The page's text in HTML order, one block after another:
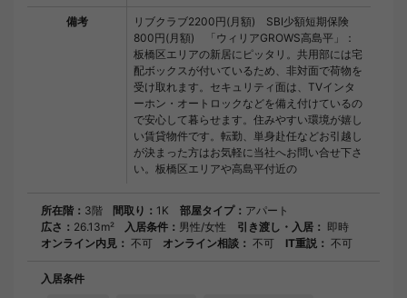
備考
リブクラブ2200円(月額) SBI少額短期保険
800円(月額) 「ウィリアGROWS高島平」：
板橋区エリアの新居にピッタリ。共用部には宅
配ボックスが付いているため、非対面で荷物を
受け取れます。セキュリティ面は、TVインタ
ーホン・オートロックなどを備え付けているの
で安心して暮らせます。住みやすい環境が嬉し
い賃貸物件です。転勤、単身赴任などお引越し
が決まった方はお気軽に当社へお問い合せ下さ
い。板橋区エリアや高島平付近の
所在階： 3階 間取り： 1K 部屋タイプ： アパート
広さ： 26.13m² 入居条件： 男性/女性 引き渡し・入居： 即時
オンライン内見： 不可 オンライン相談： 不可 IT重説： 不可
入居条件